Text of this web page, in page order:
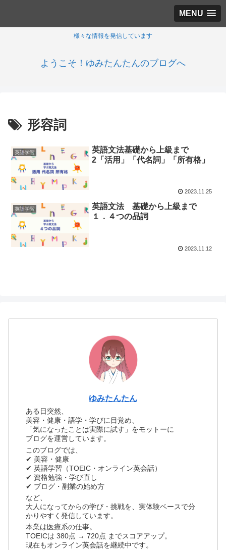
MENU
様々な情報を発信しています
ようこそ！ゆみたんたんのブログへ
形容詞
英語学習
英語文法基礎から上級まで
2「活用」「代名詞」「所有格」
2023.11.25
英語学習
英語文法 基礎から上級まで
１．４つの品詞
2023.11.12
ゆみたんたん
ある日突然、
美容・健康・語学・学びに目覚め、
「気になったことは実際に試す」をモットーに
ブログを運営しています。
このブログでは、
✔ 美容・健康
✔ 英語学習（TOEIC・オンライン英会話）
✔ 資格勉強・学び直し
✔ ブログ・副業の始め方
など、
大人になってからの学び・挑戦を、実体験ベースで分
かりやすく発信しています。
本業は医療系の仕事。
TOEICは 380点 → 720点 までスコアアップ。
現在もオンライン英会話を継続中です。